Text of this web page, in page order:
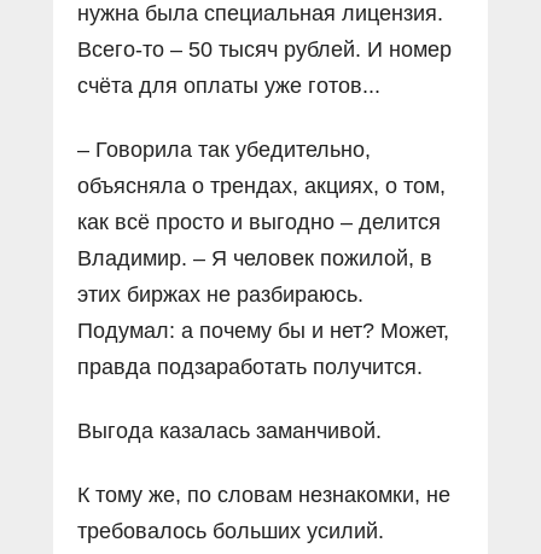
нужна была специальная лицензия.
Всего-то – 50 тысяч рублей. И номер
счёта для оплаты уже готов...
– Говорила так убедительно,
объясняла о трендах, акциях, о том,
как всё просто и выгодно – делится
Владимир. – Я человек пожилой, в
этих биржах не разбираюсь.
Подумал: а почему бы и нет? Может,
правда подзаработать получится.
Выгода казалась заманчивой.
К тому же, по словам незнакомки, не
требовалось больших усилий.